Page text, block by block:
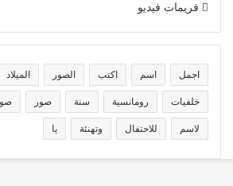
فريمات فيديو
اجمل اسم اكتب الصور الميلاد
خلفيات رومانسية سنة صور
لاسم للاحتفال وتهنئة يا